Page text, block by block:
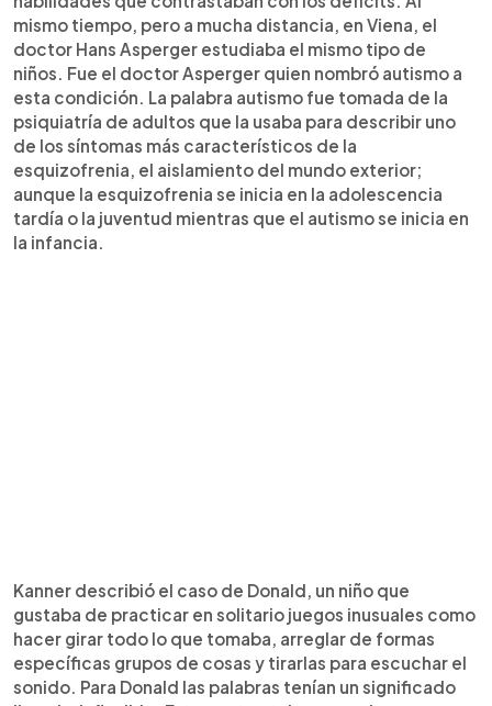
mismo tiempo, pero a mucha distancia, en Viena, el
doctor Hans Asperger estudiaba el mismo tipo de
niños. Fue el doctor Asperger quien nombró autismo a
esta condición. La palabra autismo fue tomada de la
psiquiatría de adultos que la usaba para describir uno
de los síntomas más característicos de la
esquizofrenia, el aislamiento del mundo exterior;
aunque la esquizofrenia se inicia en la adolescencia
tardía o la juventud mientras que el autismo se inicia en
la infancia.
Kanner describió el caso de Donald, un niño que
gustaba de practicar en solitario juegos inusuales como
hacer girar todo lo que tomaba, arreglar de formas
específicas grupos de cosas y tirarlas para escuchar el
sonido. Para Donald las palabras tenían un significado